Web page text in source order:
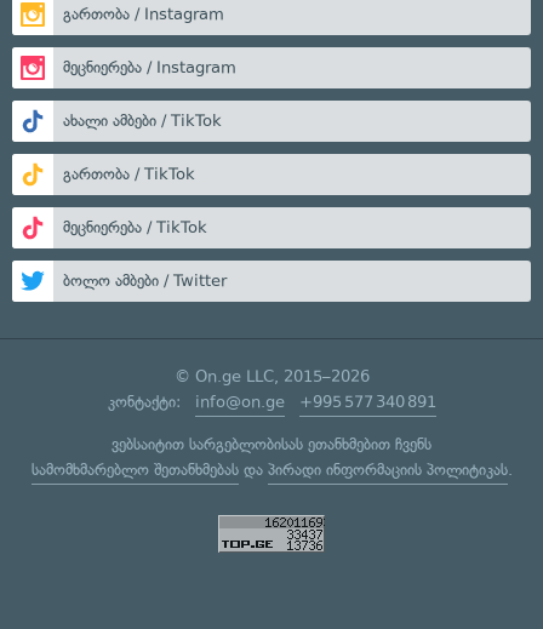
გართობა / Instagram
მეცნიერება / Instagram
ახალი ამბები / TikTok
გართობა / TikTok
მეცნიერება / TikTok
ბოლო ამბები / Twitter
© On.ge LLC, 2015–2026
კონტაქტი: info@on.ge +995 577 340 891
ვებსაიტით სარგებლობისას ეთანხმებით ჩვენს
სამომხმარებლო შეთანხმებასდა პირადი ინფორმაციის პოლიტიკას.